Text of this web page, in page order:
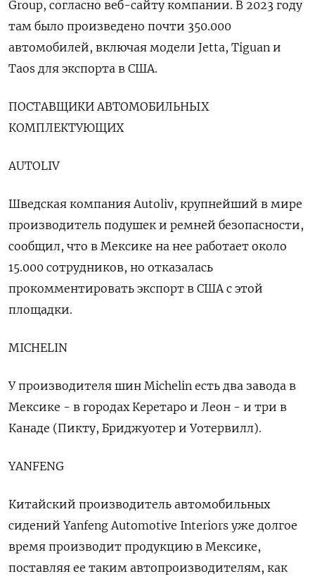
Group, согласно веб-сайту компании. В 2023 году
там было произведено почти 350.000
автомобилей, включая модели Jetta, Tiguan и
Taos для экспорта в США.
ПОСТАВЩИКИ АВТОМОБИЛЬНЫХ
КОМПЛЕКТУЮЩИХ
AUTOLIV
Шведская компания Autoliv, крупнейший в мире
производитель подушек и ремней безопасности,
сообщил, что в Мексике на нее работает около
15.000 сотрудников, но отказалась
прокомментировать экспорт в США с этой
площадки.
MICHELIN
У производителя шин Michelin есть два завода в
Мексике - в городах Керетаро и Леон - и три в
Канаде (Пикту, Бриджуотер и Уотервилл).
YANFENG
Китайский производитель автомобильных
сидений Yanfeng Automotive Interiors уже долгое
время производит продукцию в Мексике,
поставляя ее таким автопроизводителям, как